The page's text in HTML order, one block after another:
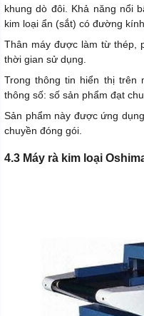
khung dò đôi. Khả năng nổi
kim loại ẩn (sắt) có đường
Thân máy được làm từ thép,
thời gian sử dụng.
Trong thông tin hiển thị trên
thông số: số sản phẩm đạt
Sản phẩm này được ứng
chuyền đóng gói.
4.3 Máy rà kim loại